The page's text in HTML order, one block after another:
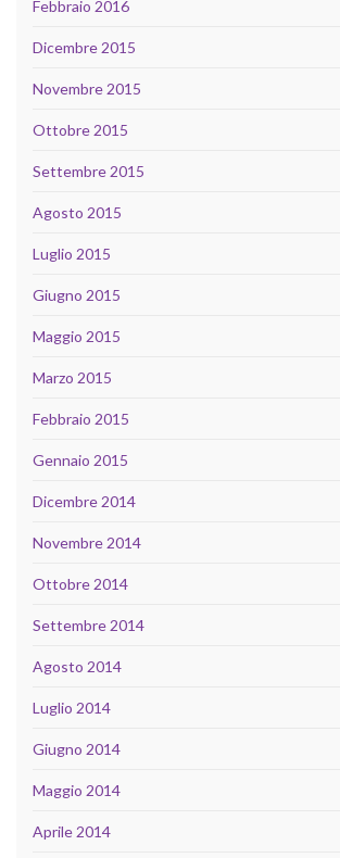
Febbraio 2016
Dicembre 2015
Novembre 2015
Ottobre 2015
Settembre 2015
Agosto 2015
Luglio 2015
Giugno 2015
Maggio 2015
Marzo 2015
Febbraio 2015
Gennaio 2015
Dicembre 2014
Novembre 2014
Ottobre 2014
Settembre 2014
Agosto 2014
Luglio 2014
Giugno 2014
Maggio 2014
Aprile 2014